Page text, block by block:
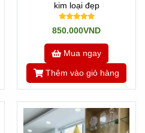
kim loại đẹp
850.000VND
Mua ngay
Thêm vào giỏ hàng